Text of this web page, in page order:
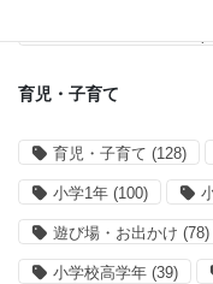
育児・子育て
育児・子育て (128)
小学1年 (100)
遊び場・お出かけ (78)
小学校高学年 (39)